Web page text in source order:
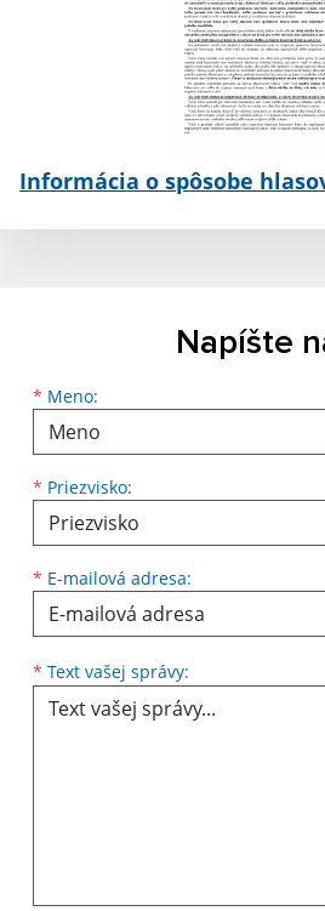
Informácia o spôsobe
Napíšte
* Meno:
Meno
* Priezvisko:
Priezvisko
* E-mailová adresa:
E-mailová adresa
* Text vašej správy: